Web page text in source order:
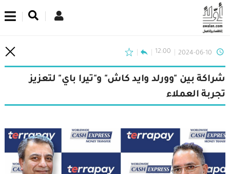
2024-06-10
12:00
شراكة بين "وورلد وايد كاش" و"تيرا باي" لتعزيز
تجربة العملاء
اشترك في نشرتنا الإخبارية